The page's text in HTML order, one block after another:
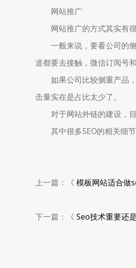
网站推广
网站推广的方式其实有很
一般来说，要看公司的侧
道都要去接触，微信订阅号
如果公司比较侧重产品，
击量实在是占比太少了。
对于网站外链的建设，目
其中很多SEO的相关细节
上一篇：《 模板网站适合做
下一篇：《 Seo技术重要还